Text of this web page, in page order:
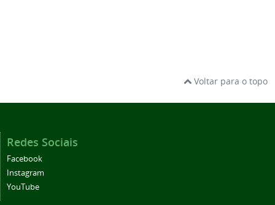
Voltar para o topo
Redes Sociais
Facebook
Instagram
YouTube